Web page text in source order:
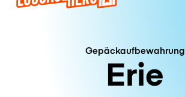
Gepäckaufbewahrung
Erie